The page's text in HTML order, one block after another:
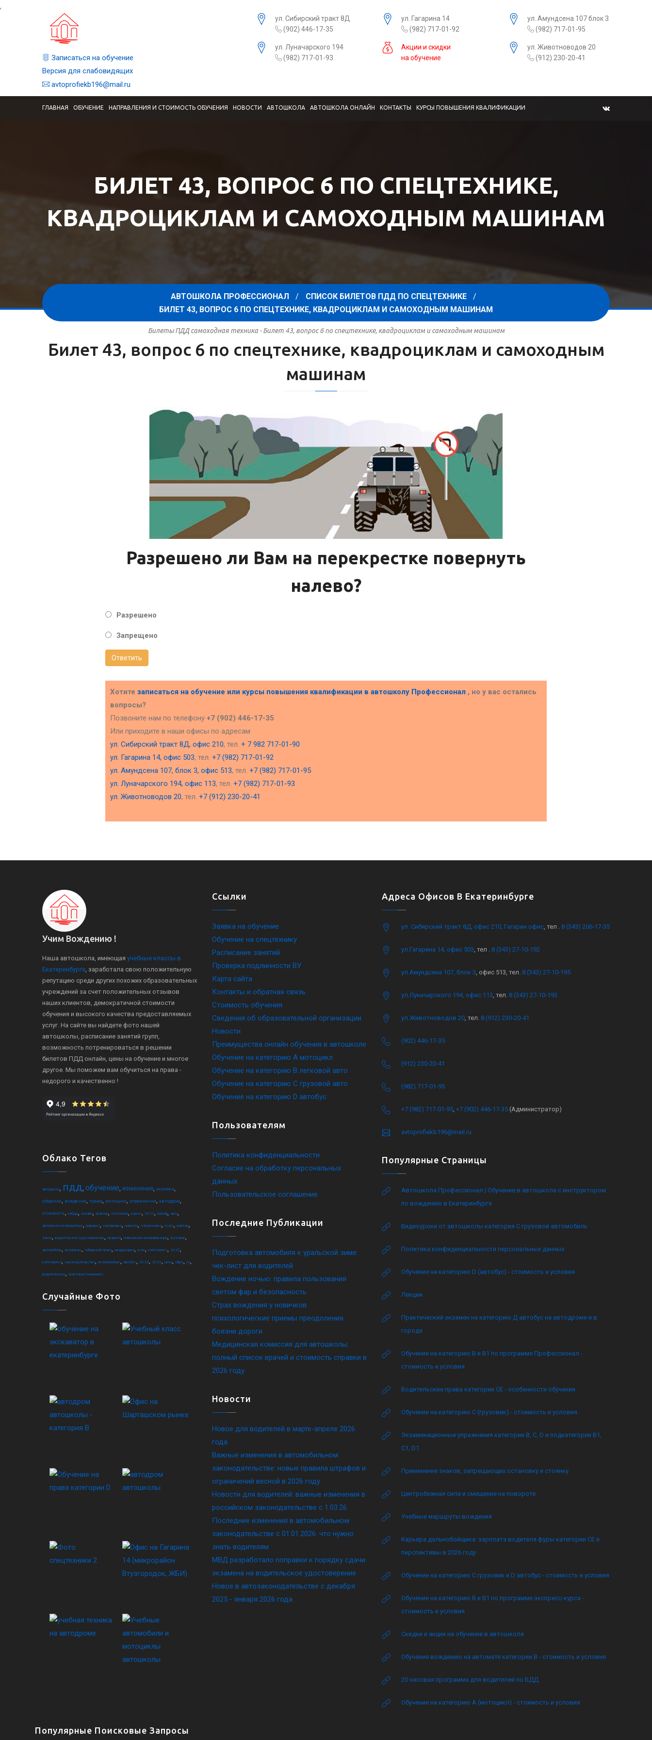
,
Записаться на обучение
Версия для слабовидящих
avtoprofiekb196@mail.ru
ул. Сибирский тракт 8Д
(902) 446-17-35
ул. Гагарина 14
(982) 717-01-92
ул. Амундсена 107 блок 3
(982) 717-01-95
ул. Луначарского 194
(982) 717-01-93
Акции и скидки
на обучение
ул. Животноводов 20
(912) 230-20-41
ГЛАВНАЯ ОБУЧЕНИЕ НАПРАВЛЕНИЯ И СТОИМОСТЬ ОБУЧЕНИЯ НОВОСТИ АВТОШКОЛА АВТОШКОЛА ОНЛАЙН КОНТАКТЫ КУРСЫ ПОВЫШЕНИЯ КВАЛИФИКАЦИИ
БИЛЕТ 43, ВОПРОС 6 ПО СПЕЦТЕХНИКЕ,
КВАДРОЦИКЛАМ И САМОХОДНЫМ МАШИНАМ
АВТОШКОЛА ПРОФЕССИОНАЛ
СПИСОК БИЛЕТОВ ПДД ПО СПЕЦТЕХНИКЕ
БИЛЕТ 43, ВОПРОС 6 ПО СПЕЦТЕХНИКЕ, КВАДРОЦИКЛАМ И САМОХОДНЫМ МАШИНАМ
Билеты ПДД самоходная техника - Билет 43, вопрос 6 по спецтехнике, квадроциклам и самоходным машинам
Билет 43, вопрос 6 по спецтехнике, квадроциклам и самоходным
машинам
Разрешено ли Вам на перекрестке повернуть
налево?
Разрешено
Запрещено
Ответить
Хотите записаться на обучение или курсы повышения квалификации в автошколу Профессионал , но у вас остались
вопросы?
Позвоните нам по телефону +7 (902) 446-17-35
Или приходите в наши офисы по адресам
ул. Сибирский тракт 8Д, офис 210, тел. + 7 982 717-01-90
ул. Гагарина 14, офис 503, тел. +7 (982) 717-01-92
ул. Амундсена 107, блок 3, офис 513, тел. +7 (982) 717-01-95
ул. Луначарского 194, офис 113, тел. +7 (982) 717-01-93
ул. Животноводов 20, тел. +7 (912) 230-20-41
Учим Вождению !
Наша автошкола, имеющая учебные классы в
Екатеринбурге , заработала свою положительную
репутацию среди других похожих образовательных
учреждений за счет положительных отзывов
наших клиентов, демократичной стоимости
обучения и высокого качества предоставляемых
услуг. На сайте вы найдете фото нашей
автошколы, расписание занятий групп,
возможность потренироваться в решении
билетов ПДД онлайн, цены на обучение и многое
другое. Мы поможем вам обучиться на права -
недорого и качественно !
Облако Тегов
автошкола пдд обучение изменения экзамен
собрание вождение права мотоцикл упражнения автодром
стоимость гибдд онлайн трактор техосмотр курсы 2022 штраф авто
автошкола екатеринбург маршрут сортировка новости спецтехника осаго шарташ
закон водительское удостоверение правила повышение квалификации грузовик
автомобиль экзамены сибирский тракт квадроцикл коап категория c 2025
категория d законодательство екатеринбург автобус 2024 2023 цена офис ce
водительское тракторист-машинист
Случайные Фото
Ссылки
Заявка на обучение
Обучение на спецтехнику
Расписание занятий
Проверка подлинности ВУ
Карта сайта
Контакты и обратная связь
Стоимость обучения
Сведения об образовательной организации
Новости
Преимущества онлайн обучения в автошколе
Обучение на категорию A мотоцикл
Обучение на категорию B легковой авто
Обучение на категорию C грузовой авто
Обучение на категорию D автобус
Пользователям
Политика конфиденциальности
Согласие на обработку персональных
данных
Пользовательское соглашение
Последние Публикации
Подготовка автомобиля к уральской зиме:
чек-лист для водителей
Вождение ночью: правила пользования
светом фар и безопасность
Страх вождения у новичков:
психологические приемы преодоления
боязни дороги
Медицинская комиссия для автошколы:
полный список врачей и стоимость справки в
2026 году
Новости
Новое для водителей в марте-апреле 2026
года
Важные изменения в автомобильном
законодательстве: новые правила штрафов и
ограничений весной в 2026 году
Новости для водителей: важные изменения в
российском законодательстве c 1.03.26
Последние изменения в автомобильном
законодательстве c 01.01.2026: что нужно
знать водителям
МВД разработало поправки к порядку сдачи
экзамена на водительское удостоверение
Новое в автозаконодательстве с декабря
2025 - января 2026 года
Адреса Офисов В Екатеринбурге
ул. Сибирский тракт 8Д, офис 210, Гагарин офис , тел . 8 (343) 206-17-35
ул.Гагарина 14, офис 503 , тел . 8 (343) 27-10-192
ул.Амундсена 107, блок 3 , офис 513, тел. 8 (343) 27-10-195
ул.Луначарского 194, офис 113 , тел. 8 (343) 27-10-193
ул.Животноводов 20 , тел. 8 (912) 230-20-41
(902) 446-17-35
(912) 230-20-41
(982) 717-01-95
+7 (982) 717-01-95 +7 (902) 446-17-35 (Администратор)
avtoprofiekb196@mail.ru
Популярные Страницы
Автошкола Профессионал | Обучение в автошколе с инструктором
по вождению в Екатеринбурге
Видеоуроки от автошколы категория C грузовой автомобиль
Политика конфиденциальности персональных данных
Обучение на категорию D (автобус) - стоимость и условия
Лекции
Практический экзамен на категорию Д автобус на автодроме и в
городе
Обучение на категорию B и B1 по программе Профессионал -
стоимость и условия
Водительские права категории CE - особенности обучения
Обучение на категорию C (грузовик) - стоимость и условия
Экзаменационные упражнения категории B, C, D и подкатегории B1,
C1, D1
Применение знаков, запрещающих остановку и стоянку
Центробежная сила и смещение на повороте
Учебные маршруты вождения
Карьера дальнобойщика: зарплата водителя фуры категории CE и
перспективы в 2026 году
Обучение на категорию C грузовик и D автобус - стоимость и условия
Обучение на категорию B и B1 по программе экспресс-курса -
стоимость и условия
Скидки и акции на обучение в автошколе
Обучение вождению на автомате категории B - стоимость и условия
20 часовая программа для водителей по БДД
Обучение на категорию А (мотоцикл) - стоимость и условия
Популярные Поисковые Запросы